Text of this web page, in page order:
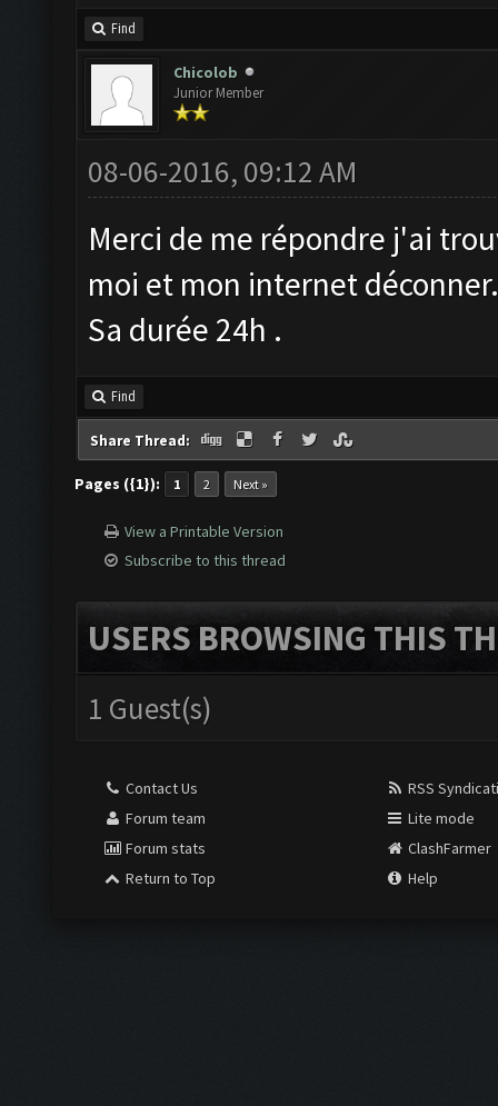
Find
Chicolob
Junior Member
08-06-2016, 09:12 AM
Merci de me répondre j'ai
moi et mon internet déconner.
Sa durée 24h .
Find
Share Thread:
Pages ({1}): 1 2 Next »
View a Printable Version
Subscribe to this thread
USERS BROWSING THIS
1 Guest(s)
Contact Us
Forum team
Forum stats
Return to Top
RSS
Lite mode
ClashFarmer
Help